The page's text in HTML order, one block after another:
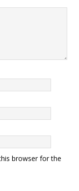
browser for the